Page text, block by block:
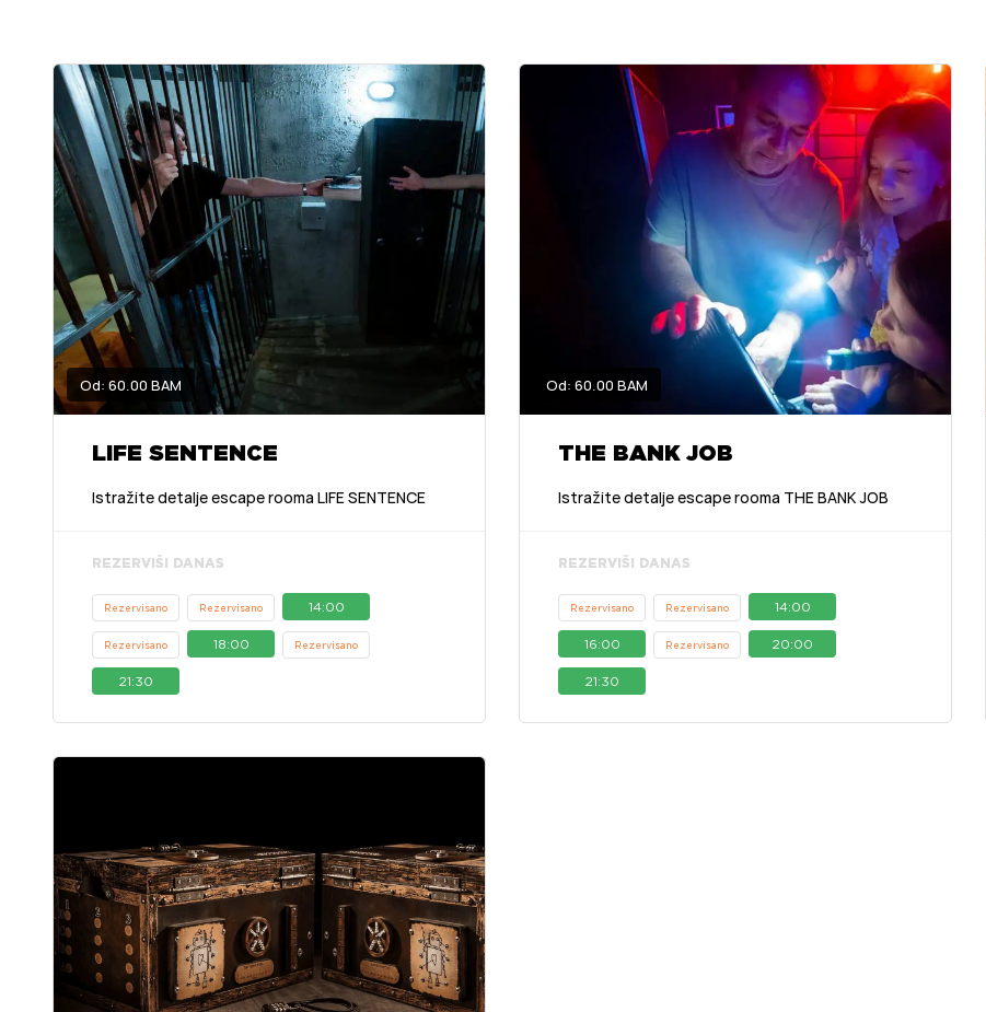
Od: 60.00 BAM
LIFE SENTENCE
Istražite detalje escape rooma LIFE SENTENCE
REZERVIŠI DANAS
Rezervisano Rezervisano 14:00
Rezervisano 18:00 Rezervisano
21:30
Od: 60.00 BAM
THE BANK JOB
Istražite detalje escape rooma THE BANK JOB
REZERVIŠI DANAS
Rezervisano Rezervisano 14:00
16:00 Rezervisano 20:00
21:30